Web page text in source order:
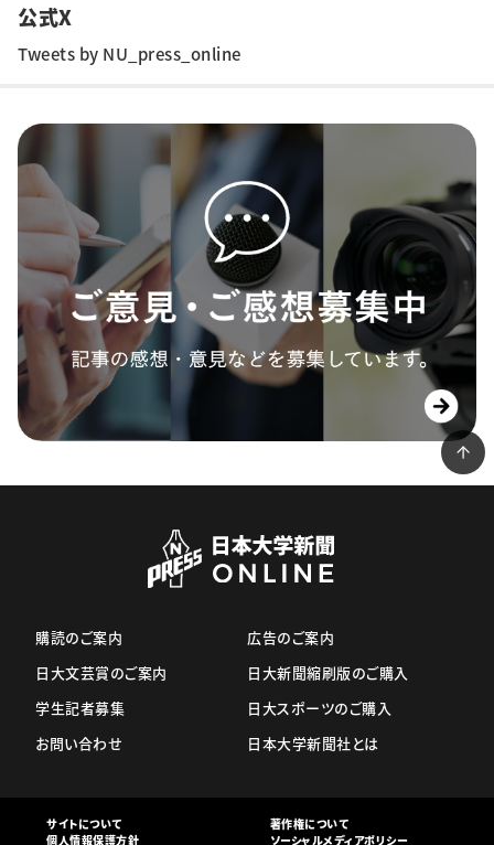
公式X
Tweets by NU_press_online
購読のご案内
日大文芸賞のご案内
学生記者募集
お問い合わせ
広告のご案内
日大新聞縮刷版のご購入
日大スポーツのご購入
日本大学新聞社とは
サイトについて
著作権について
個人情報保護方針
ソーシャルメディアポリシー